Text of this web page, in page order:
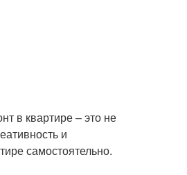
в квартире – это не
и
самостоятельно.